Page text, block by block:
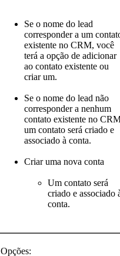
Se o nome do lead
corresponder a um
existente no CRM, você
terá a opção de adicionar
ao contato existente ou
criar um.
Se o nome do lead não
corresponder a nenhum
contato existente no
um contato será criado e
associado à conta.
Criar uma nova conta
Um contato será
criado e associado
conta.
Opções: